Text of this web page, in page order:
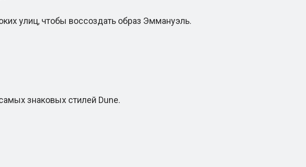
улиц, чтобы воссоздать образ Эммануэль.
знаковых стилей Dune.